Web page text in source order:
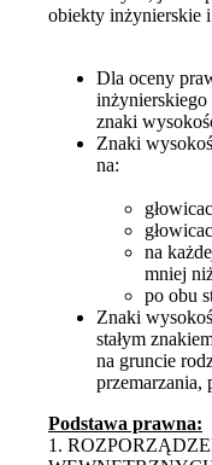
obiekty inżynierskie
Dla oceny
znaki
Znaki
na:
na
mniej
po obu
Znaki
stałym
na gruncie
przemarzania,
Podstawa prawna:
1.